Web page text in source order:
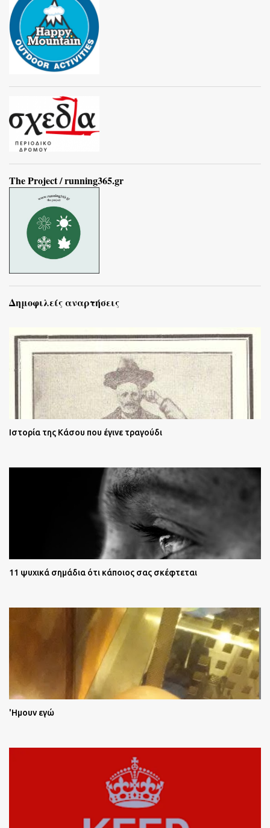
The Project / running365.gr
Δημοφιλείς αναρτήσεις
Ιστορία της Κάσου που έγινε τραγούδι
11 ψυχικά σημάδια ότι κάποιος σας σκέφτεται
'Ημουν εγώ